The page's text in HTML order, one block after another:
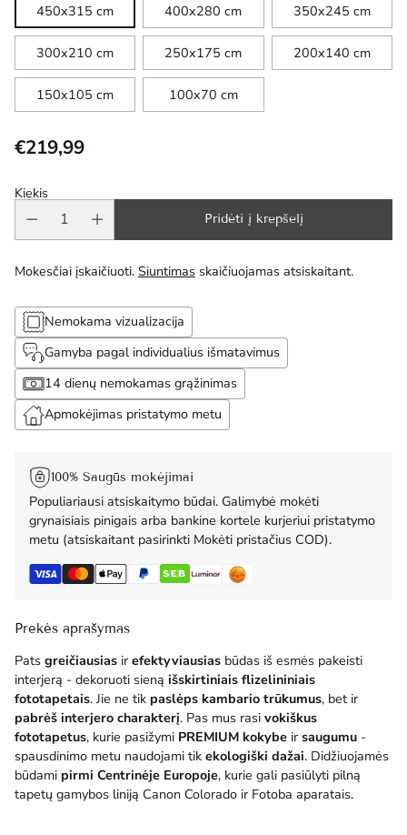
450x315 cm
400x280 cm 350x245 cm
300x210 cm 250x175 cm 200x140 cm
150x105 cm 100x70 cm
Reguliari
kaina
€219,99
Kiekis
Pridėti į krepšelį
Mokesčiai įskaičiuoti. Siuntimas skaičiuojamas atsiskaitant.
Nemokama vizualizacija
Gamyba pagal individualius išmatavimus
14 dienų nemokamas grąžinimas
Apmokėjimas pristatymo metu
100% Saugūs mokėjimai
Populiariausi atsiskaitymo būdai. Galimybė mokėti
grynaisiais pinigais arba bankine kortele kurjeriui pristatymo
metu (atsiskaitant pasirinkti Mokėti pristačius COD).
Prekės aprašymas
Pats greičiausias ir efektyviausias būdas iš esmės pakeisti
interjerą - dekoruoti sieną išskirtiniais flizelininiais
fototapetais. Jie ne tik paslėps kambario trūkumus, bet ir
pabrėš interjero charakterį. Pas mus rasi vokiškus
fototapetus, kurie pasižymi PREMIUM kokybe ir saugumu -
spausdinimo metu naudojami tik ekologiški dažai. Didžiuojamės
būdami pirmi Centrinėje Europoje, kurie gali pasiūlyti pilną
tapetų gamybos liniją Canon Colorado ir Fotoba aparatais.